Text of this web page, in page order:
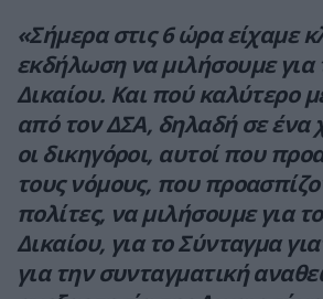
«Σήμερα στις 6 ώρα είχαμε
εκδήλωση να μιλήσουμε για
Δικαίου. Και πού καλύτερο
από τον ΔΣΑ, δηλαδή σε ένα
οι δικηγόροι, αυτοί που
τους νόμους, που
πολίτες, να μιλήσουμε για
Δικαίου, για το Σύνταγμα
για την συνταγματική